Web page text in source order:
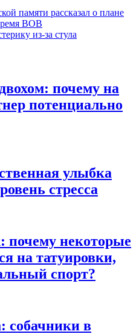
памяти рассказал о плане
ВОВ
из-за стула
почему на
потенциально
улыбка
стресса
почему некоторые
на татуировки,
спорт?
собачники в